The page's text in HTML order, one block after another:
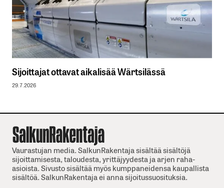
Sijoittajat ottavat aikalisää Wärtsilässä
29.7.2026
Vaurastujan media. SalkunRakentaja sisältää sisältöjä
sijoittamisesta, taloudesta, yrittäjyydesta ja arjen raha-
asioista. Sivusto sisältää myös kumppaneidensa kaupallista
sisältöä. SalkunRakentaja ei anna sijoitussuosituksia.